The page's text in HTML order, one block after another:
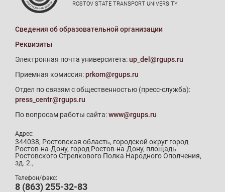
ROSTOV STATE TRANSPORT UNIVERSITY
Сведения об образовательной организации
Реквизиты
Электронная почта университета:up_del@rgups.ru
Приемная комиссия:prkom@rgups.ru
Отдел по связям с общественностью (пресс-служба):
press_centr@rgups.ru
По вопросам работы сайта:www@rgups.ru
Адрес:
344038, Ростовская область, городской округ город
Ростов-на-Дону, город Ростов-на-Дону, площадь
Ростовского Стрелкового Полка Народного Ополчения,
зд. 2.,
Телефон/факс:
8 (863) 255-32-83